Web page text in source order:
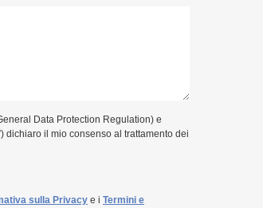
Data Protection Regulation) e
dichiaro il mio consenso al trattamento dei
sulla Privacy e i Termini e